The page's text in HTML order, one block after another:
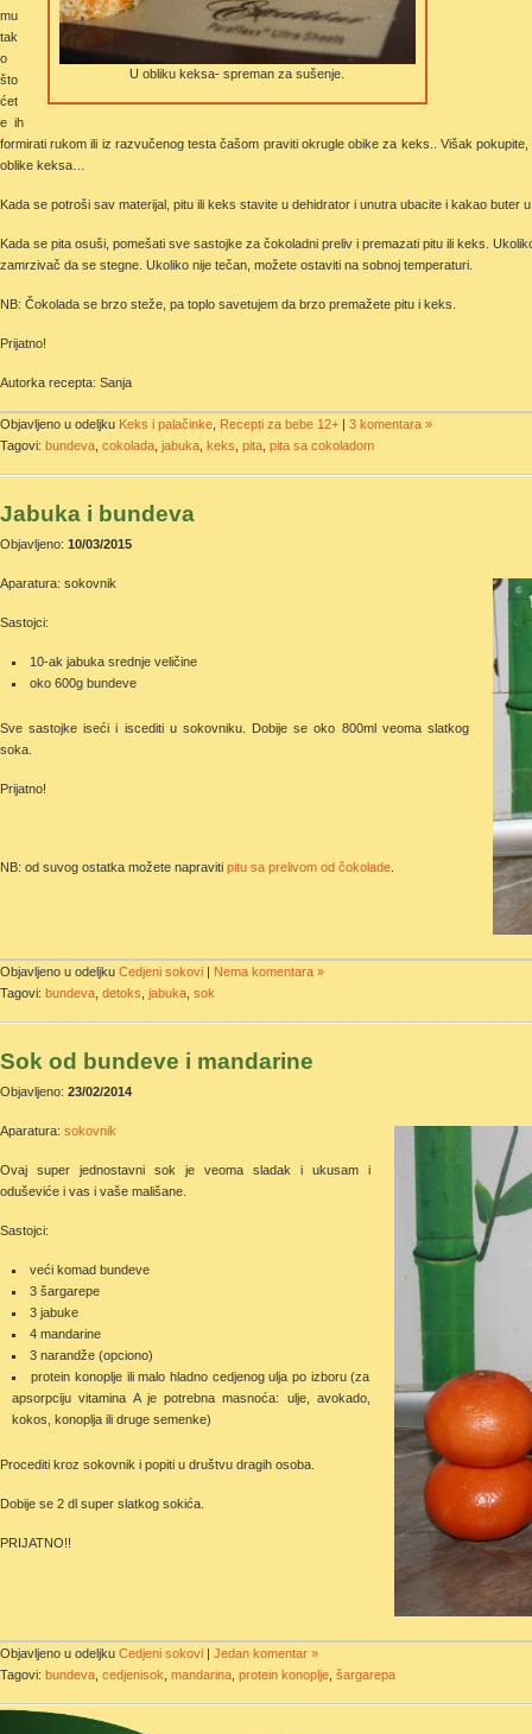
U obliku keksa- spreman za sušenje.
mu
tak
o
što
ćet
e ih
formirati rukom ili iz razvučenog testa čašom praviti okrugle obike za keks.. Višak
oblike keksa…
Kada se potroši sav materijal, pitu ili keks stavite u dehidrator i unutra ubacite i kakao buter
Kada se pita osuši, pomešati sve sastojke za čokoladni preliv i premazati pitu ili keks.
zamrzivač da se stegne. Ukoliko nije tečan, možete ostaviti na sobnoj temperaturi.
NB: Čokolada se brzo steže, pa toplo savetujem da brzo premažete pitu i keks.
Prijatno!
Autorka recepta: Sanja
Objavljeno u odeljku Keks i palačinke Recepti za bebe 12+ | 3 komentara »
Tagovi: bundeva cokolada jabuka keks pita pita sa cokoladom
Jabuka i bundeva
Objavljeno: 10/03/2015
Aparatura: sokovnik
Sastojci:
10-ak jabuka srednje veličine
oko 600g bundeve
Sve sastojke iseći i iscediti u sokovniku. Dobije se oko 800ml veoma slatkog
soka.
Prijatno!
NB: od suvog ostatka možete napraviti pitu sa prelivom od čokolade
Objavljeno u odeljku Cedjeni sokovi | Nema komentara »
Tagovi: bundeva detoks jabuka sok
Sok od bundeve i mandarine
Objavljeno: 23/02/2014
Aparatura: sokovnik
Ovaj super jednostavni sok je veoma sladak i ukusam i
oduševiće i vas i vaše mališane.
Sastojci:
veći komad bundeve
3 šargarepe
3 jabuke
4 mandarine
3 narandže (opciono)
protein konoplje ili malo hladno cedjenog ulja po izboru (za
apsorpciju vitamina A je potrebna masnoća: ulje, avokado,
kokos, konoplja ili druge semenke)
Procediti kroz sokovnik i popiti u društvu dragih osoba.
Dobije se 2 dl super slatkog sokića.
PRIJATNO!!
Objavljeno u odeljku Cedjeni sokovi | Jedan komentar »
Tagovi: bundeva cedjenisok mandarina protein konoplje šargarepa